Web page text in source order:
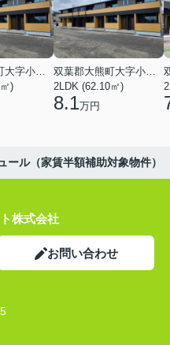
双葉郡大熊町大字小入野字西大和久
)
双葉郡大熊町大字小入野字西大和久
2LDK (62.10㎡)
8.1万円
ル（家賃半額補助対象物件）
株式会社
お問い合わせ